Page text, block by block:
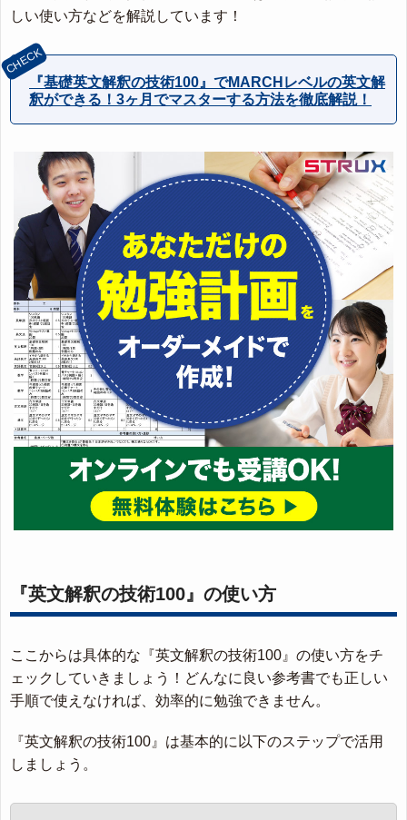
しい使い方などを解説しています！
『基礎英文解釈の技術100』でMARCHレベルの英文解
釈ができる！3ヶ月でマスターする方法を徹底解説！
『英文解釈の技術100』の使い方
ここからは具体的な『英文解釈の技術100』の使い方をチ
ェックしていきましょう！どんなに良い参考書でも正しい
手順で使えなければ、効率的に勉強できません。
『英文解釈の技術100』は基本的に以下のステップで活用
しましょう。